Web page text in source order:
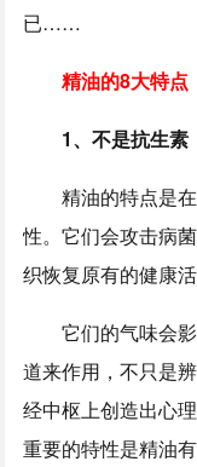
已……
精油的8大特点
1、不是抗生素
精油的特点是
性。它们会攻击病
织恢复原有的健康活
它们的气味会
道来作用，不只是
经中枢上创造出心
重要的特性是精油